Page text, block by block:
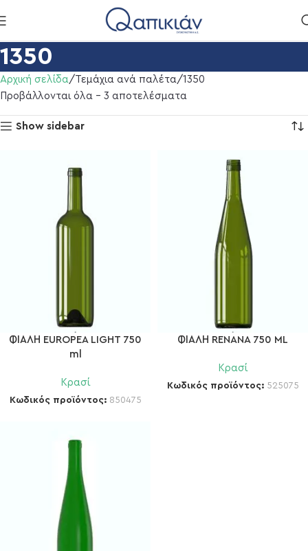
1350
Αρχική σελίδα Τεμάχια ανά παλέτα 1350
Προβάλλονται όλα - 3 αποτελέσματα
Show sidebar
ΦΙΑΛΗ EUROPEA LIGHT 750
ml
Κρασί
Κωδικός προϊόντος: 850475
ΦΙΑΛΗ RENANA 750 ML
Κρασί
Κωδικός προϊόντος: 525075